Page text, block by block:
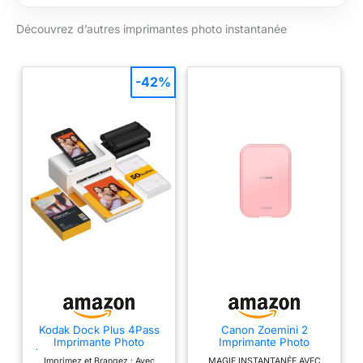
dimensions de
57,6 x 133 mm
dotée d'un grand
utilisation facile et
SD, SDHC et SDXC
l'impression directe
Photo Layout et
connectez-vous via
Wi-Fi à d'autres
Découvrez d’autres imprimantes photo instantanée
Kodak Dock Plus 4Pass
Imprimante Photo
(10x15cm) + Paquet avec
-42%
Canon Zoemini 2
Imprimante Photo
Portable - Mini